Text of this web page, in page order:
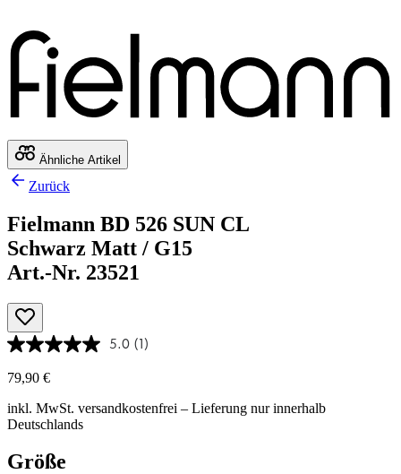
Ähnliche Artikel
Zurück
Fielmann BD 526 SUN CL
Schwarz Matt / G15
Art.-Nr. 23521
5.0 (1)
79,90 €
inkl. MwSt. versandkostenfrei – Lieferung nur innerhalb
Deutschlands
Größe